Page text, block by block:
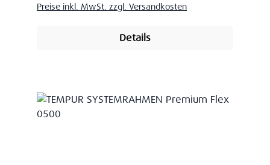
Preise inkl. MwSt. zzgl. Versandkosten
Details